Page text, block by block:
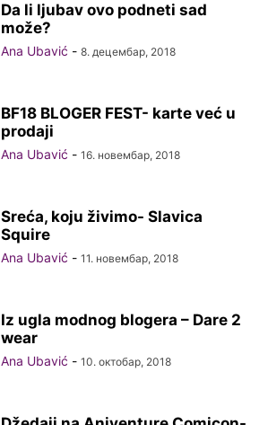
Da li ljubav ovo podneti sad
može?
Ana Ubavić - 8. децембар, 2018
BF18 BLOGER FEST- karte već u
prodaji
Ana Ubavić - 16. новембар, 2018
Sreća, koju živimo- Slavica
Squire
Ana Ubavić - 11. новембар, 2018
Iz ugla modnog blogera – Dare 2
wear
Ana Ubavić - 10. октобар, 2018